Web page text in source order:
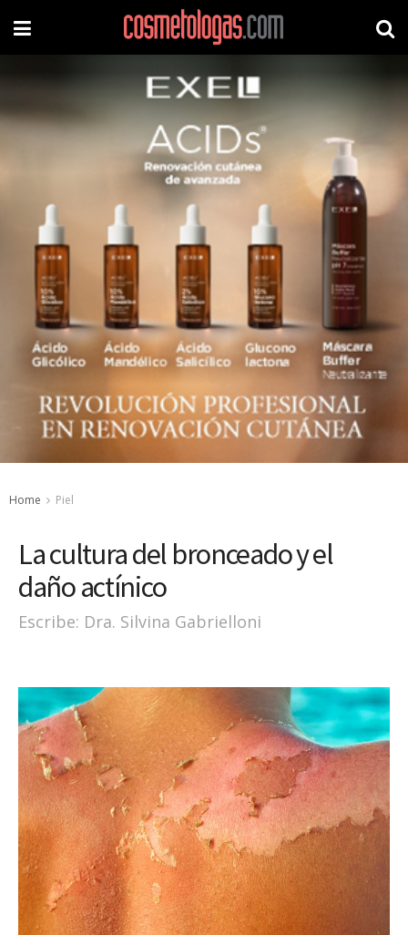
Home Piel
La cultura del bronceado y el
daño actínico
Escribe: Dra. Silvina Gabrielloni